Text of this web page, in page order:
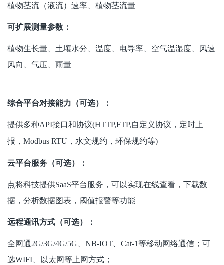
植物茎流（液流）速率、植物茎流量
可扩展测量参数：
植物生长量、土壤水分、温度、电导率、空气温湿度、风速
风向、气压、雨量
综合平台对接能力（可选）：
提供多种API接口和协议(HTTP,FTP,自定义协议，定时上
报，Modbus RTU，水文规约，环保规约等)
云平台服务（可选）：
点将科技提供SaaS平台服务，可以实现在线查看，下载数
据，分析数据图表，阈值报警等功能
远程通讯方式（可选）：
全网通2G/3G/4G/5G、NB-IOT、Cat-1等移动网络通信；可
选WIFI、以太网等上网方式；